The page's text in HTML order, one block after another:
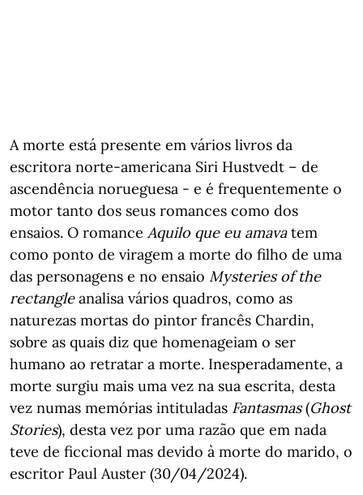
A morte está presente em vários livros da
escritora norte-americana Siri Hustvedt – de
ascendência norueguesa - e é frequentemente o
motor tanto dos seus romances como dos
ensaios. O romance Aquilo que eu amavatem
como ponto de viragem a morte do filho de uma
das personagens e no ensaio Mysteries of the
rectangleanalisa vários quadros, como as
naturezas mortas do pintor francês Chardin,
sobre as quais diz que homenageiam o ser
humano ao retratar a morte. Inesperadamente, a
morte surgiu mais uma vez na sua escrita, desta
vez numas memórias intituladas Fantasmas(Ghost
Stories), desta vez por uma razão que em nada
teve de ficcional mas devido à morte do marido, o
escritor Paul Auster (30/04/2024).